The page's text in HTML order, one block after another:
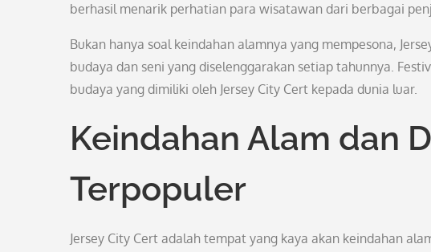
berhasil menarik perhatian para wisatawan dari berbagai
Bukan hanya soal keindahan alamnya yang mempesona,
budaya dan seni yang diselenggarakan setiap tahunnya.
budaya yang dimiliki oleh Jersey City Cert kepada dunia luar.
Keindahan Alam dan
Terpopuler
Jersey City Cert adalah tempat yang kaya akan keindahan